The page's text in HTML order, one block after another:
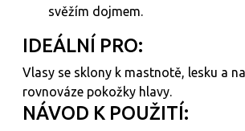
svěžím dojmem.
IDEÁLNÍ PRO:
Vlasy se sklony k mastnotě, lesku a
rovnováze pokožky hlavy.
NÁVOD K POUŽITÍ: